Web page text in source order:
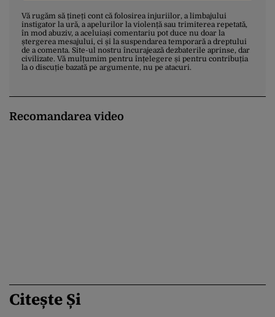
Vă rugăm să țineți cont că folosirea injuriilor, a limbajului
instigator la ură, a apelurilor la violență sau trimiterea repetată,
în mod abuziv, a aceluiași comentariu pot duce nu doar la
ștergerea mesajului, ci și la suspendarea temporară a dreptului
de a comenta. Site-ul nostru încurajează dezbaterile aprinse, dar
civilizate. Vă mulțumim pentru înțelegere și pentru contribuția
la o discuție bazată pe argumente, nu pe atacuri.
Recomandarea video
Citește Și